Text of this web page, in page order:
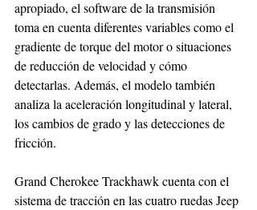
apropiado, el software de la transmisión
toma en cuenta diferentes variables como el
gradiente de torque del motor o situaciones
de reducción de velocidad y cómo
detectarlas. Además, el modelo también
analiza la aceleración longitudinal y lateral,
los cambios de grado y las detecciones de
fricción.
Grand Cherokee Trackhawk cuenta con el
sistema de tracción en las cuatro ruedas Jeep